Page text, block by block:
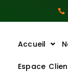
Accueil
Espace